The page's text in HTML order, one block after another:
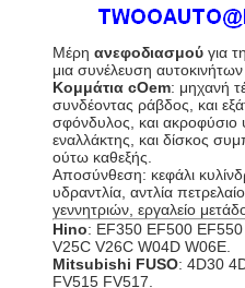
Μέρη ανεφοδιασμού για
μια συνέλευση
Κομμάτια cOem: μηχανή
συνδέοντας ράβδος, και
σφόνδυλος, και ακροφύσιο
εναλλάκτης , και δίσκος
ούτω καθεξής.
Αποσύνθεση: κεφάλι
υδραντλία, αντλία
γεννητριών, εργαλείο
Hino: EF350 EF500
V25C V26C W04D W06E.
Mitsubishi FUSO: 4D30
FV515 FV517